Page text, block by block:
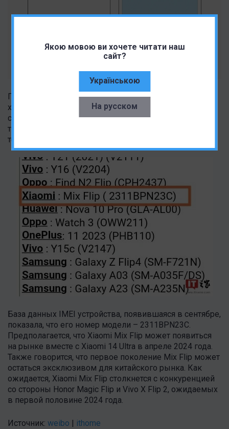
Якою мовою ви хочете читати наш
сайт?
Українською
На русском
Пока нет информации о других технических
характеристиках Mix Flip. Однако приведенная выше
схема позволяет предположить, что у него будет
тройная камера с объективом с 3-кратным
телеобъективом на задней панели.
База данных IMEI устройства, появившаяся в сентябре,
показала, что его номер модели – 2311BPN23C.
Предполагается, что Xiaomi Mix Flip может появиться
на рынке вместе с Xiaomi 14 Ultra в апреле 2024 года.
Также говорится, что первое поколение Mix Flip может
остаться эксклюзивом для китайского рынка. Как
ожидается, Xiaomi Mix Flip столкнется с конкуренцией
со стороны Honor Magic Flip и Vivo X Flip 2, ожидаемых
в первой половине 2024 года.
Источник: weibo ithome